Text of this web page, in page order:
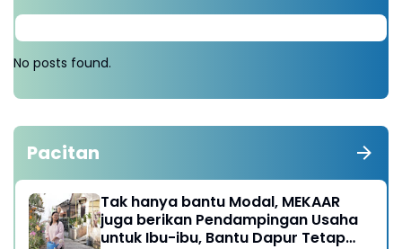
No posts found.
Pacitan
Tak hanya bantu Modal, MEKAAR
juga berikan Pendampingan Usaha
untuk Ibu-ibu, Bantu Dapur Tetap